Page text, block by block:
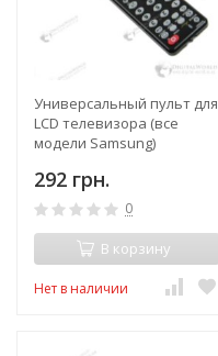
Универсальный пульт для
LCD телевизора (все
модели Samsung)
292 грн.
0
В корзину
Нет в наличии